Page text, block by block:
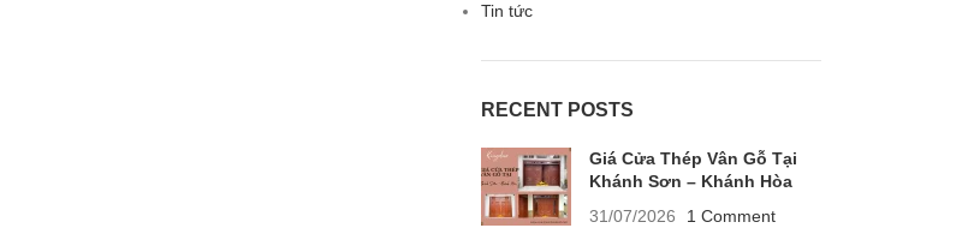
Tin tức
RECENT POSTS
Giá Cửa Thép Vân Gỗ Tại
Khánh Sơn – Khánh Hòa
31/07/2026
1 Comment